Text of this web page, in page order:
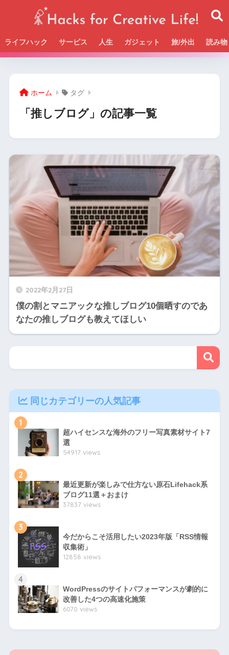
ライフハック サービス 人生 ガジェット 旅/外出 読み物
Beckの活動＆SNSまとめはこちら
ホーム タグ
「推しブログ」の記事一覧
2022年2月27日
僕の割とマニアックな推しブログ10個晒すのであ
なたの推しブログも教えてほしい
同じカテゴリーの人気記事
1
超ハイセンスな海外のフリー写真素材サイト7
選
54917 views
2
最近更新が楽しみで仕方ない原石Lifehack系
ブログ11選＋おまけ
37837 views
3
今だからこそ活用したい2023年版「RSS情報
収集術」
12858 views
4
WordPressのサイトパフォーマンスが劇的に
改善した4つの高速化施策
6070 views